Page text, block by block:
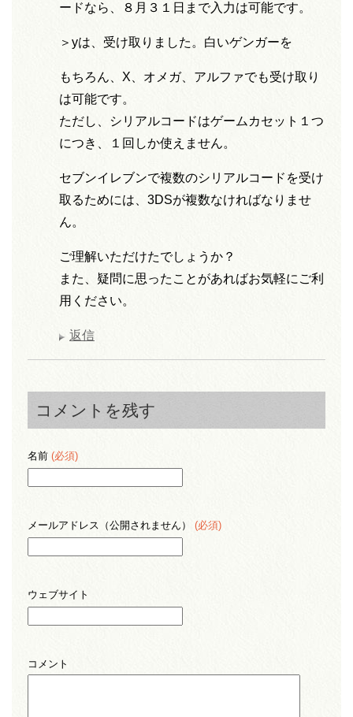
ードなら、８月３１日まで入力は可能です。
＞yは、受け取りました。白いゲンガーを
もちろん、X、オメガ、アルファでも受け取り
は可能です。
ただし、シリアルコードはゲームカセット１つ
につき、１回しか使えません。
セブンイレブンで複数のシリアルコードを受け
取るためには、3DSが複数なければなりませ
ん。
ご理解いただけたでしょうか？
また、疑問に思ったことがあればお気軽にご利
用ください。
返信
コメントを残す
名前 (必須)
メールアドレス（公開されません） (必須)
ウェブサイト
コメント